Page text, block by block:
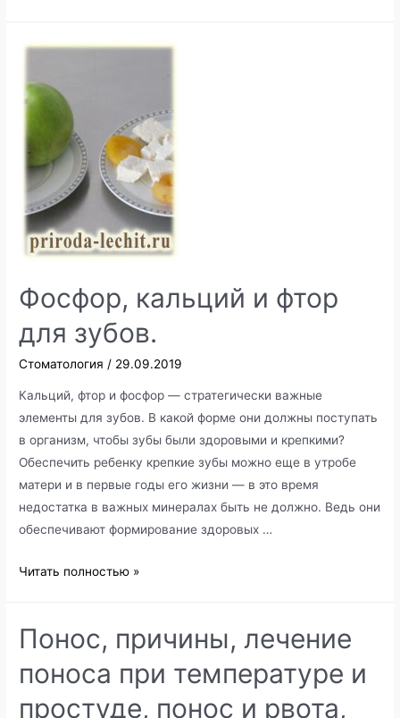
Фосфор, кальций и фтор
для зубов.
Стоматология / 29.09.2019
Кальций, фтор и фосфор — стратегически важные
элементы для зубов. В какой форме они должны поступать
в организм, чтобы зубы были здоровыми и крепкими?
Обеспечить ребенку крепкие зубы можно еще в утробе
матери и в первые годы его жизни — в это время
недостатка в важных минералах быть не должно. Ведь они
обеспечивают формирование здоровых …
Фосфор,
фтор
зубов.
Читать полностью »
Понос, причины, лечение
поноса при температуре и
простуде, понос и рвота,